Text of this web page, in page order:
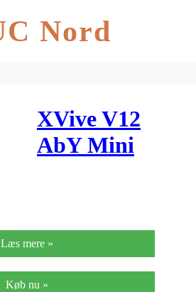
Nord
XVive V12
AbY Mini
Læs mere »
Køb nu »